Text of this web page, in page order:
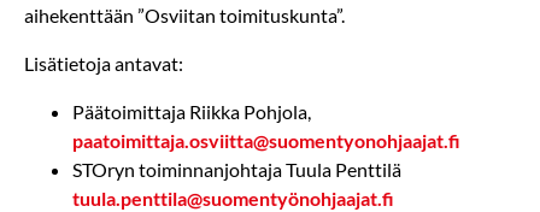
aihekenttään ”Osviitan toimituskunta”.
Lisätietoja antavat:
Päätoimittaja Riikka Pohjola,
paatoimittaja.osviitta@suomentyonohjaajat.fi
STOryn toiminnanjohtaja Tuula Penttilä
tuula.penttila@suomentyönohjaajat.fi